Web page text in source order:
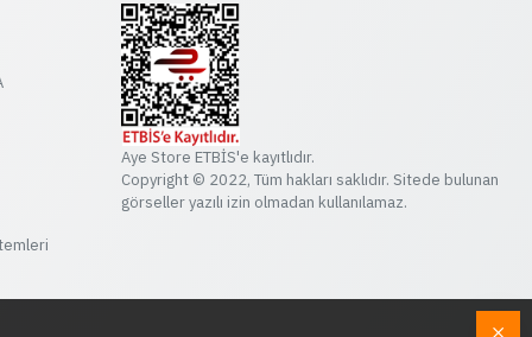
Aye Store ETBİS'e kayıtlıdır.
Copyright © 2022, Tüm hakları saklıdır. Sitede bulunan
görseller yazılı izin olmadan kullanılamaz.